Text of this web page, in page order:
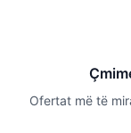
Ofertat më të